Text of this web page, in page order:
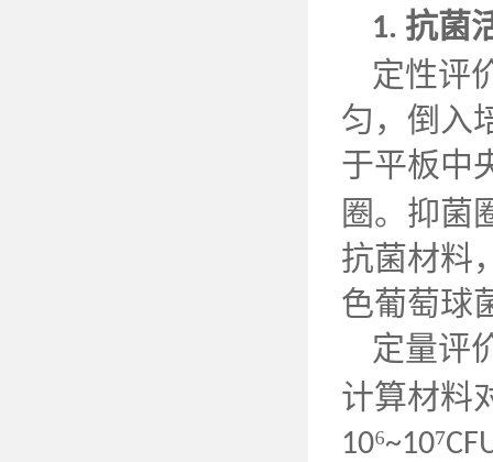
1. 抗菌
定性评
匀，倒入
于平板中
圈。抑菌
抗菌材料
色葡萄球
定量评
计算材料
10⁶~10⁷